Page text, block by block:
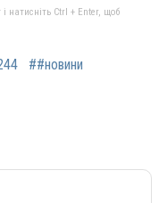
натисніть Ctrl + Enter, щоб
##новини